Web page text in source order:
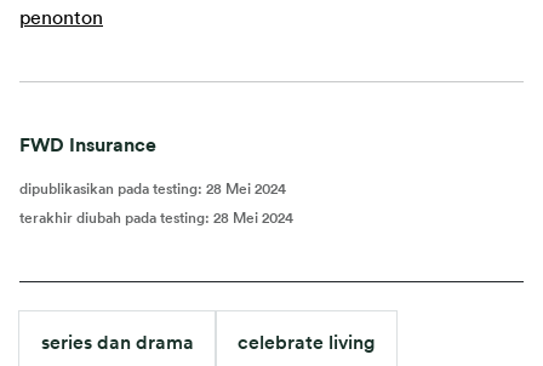
penonton
FWD Insurance
dipublikasikan pada testing: 28 Mei 2024
terakhir diubah pada testing: 28 Mei 2024
series dan drama celebrate living